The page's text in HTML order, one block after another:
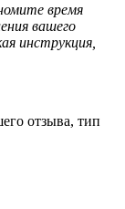
время
вашего
инструкция,
отзыва, тип